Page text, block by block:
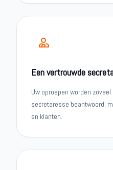
Een vertrouwde
Uw oproepen worden
secretaresse beantwoord,
en klanten.